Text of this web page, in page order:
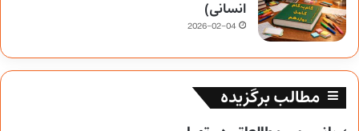
انسانی)
2026-02-04
مطالب برگزیده